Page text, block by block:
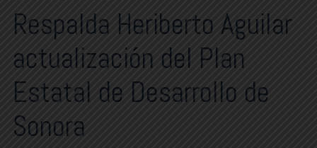
Respalda Heriberto Aguilar
actualización del Plan
Estatal de Desarrollo de
Sonora